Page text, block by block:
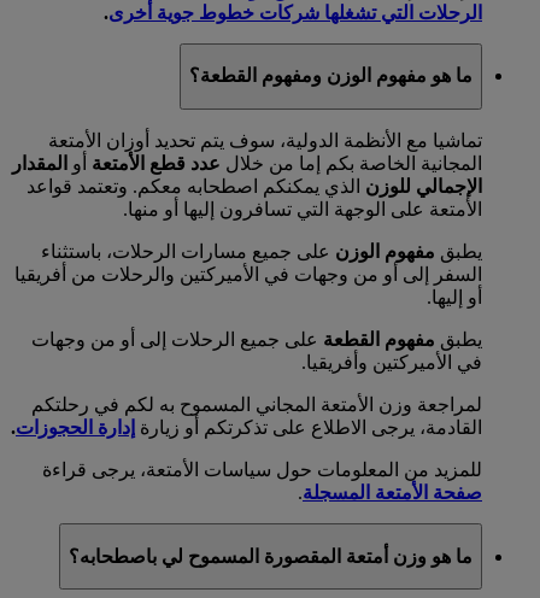
الرحلات التي تشغلها شركات خطوط جوية أخرى.
ما هو مفهوم الوزن ومفهوم القطعة؟
تماشيا مع الأنظمة الدولية، سوف يتم تحديد أوزان الأمتعة
المجانية الخاصة بكم إما من خلال عدد قطع الأمتعة أو المقدار
الإجمالي للوزن الذي يمكنكم اصطحابه معكم. وتعتمد قواعد
الأمتعة على الوجهة التي تسافرون إليها أو منها.
يطبق مفهوم الوزن على جميع مسارات الرحلات، باستثناء
السفر إلى أو من وجهات في الأميركتين والرحلات من أفريقيا
أو إليها.
يطبق مفهوم القطعة على جميع الرحلات إلى أو من وجهات
في الأميركتين وأفريقيا.
لمراجعة وزن الأمتعة المجاني المسموح به لكم في رحلتكم
القادمة، يرجى الاطلاع على تذكرتكم أو زيارة إدارة الحجوزات.
للمزيد من المعلومات حول سياسات الأمتعة، يرجى قراءة
صفحة الأمتعة المسجلة.
ما هو وزن أمتعة المقصورة المسموح لي باصطحابه؟